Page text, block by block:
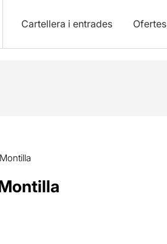
Cartellera i entrades Ofertes